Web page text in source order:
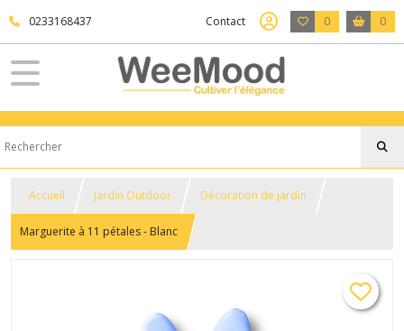
0233168437 Contact 0 0
Accueil Jardin Outdoor Décoration de jardin
Marguerite à 11 pétales - Blanc